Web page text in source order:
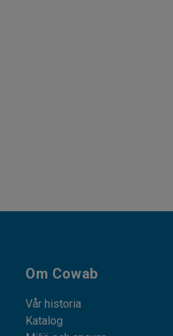
Om Cowab
Vår historia
Katalog